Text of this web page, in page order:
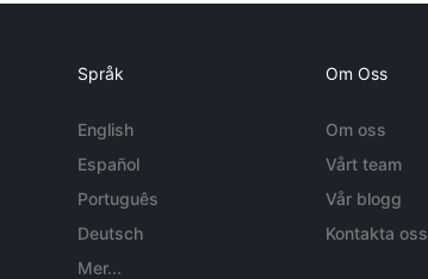
Språk
English
Español
Português
Deutsch
Mer...
Om Oss
Om oss
Vårt team
Vår blogg
Kontakta oss